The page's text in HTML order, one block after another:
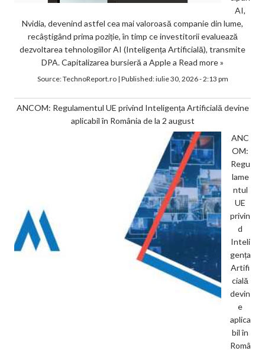
AI,
Nvidia, devenind astfel cea mai valoroasă companie din lume,
recâștigând prima poziție, în timp ce investitorii evaluează
dezvoltarea tehnologiilor AI (Inteligența Artificială), transmite
DPA. Capitalizarea bursieră a Apple a Read more »
Source:TechnoReport.ro| Published:iulie 30, 2026 - 2:13 pm
ANCOM: Regulamentul UE privind Inteligența Artificială devine
aplicabil în România de la 2 august
ANC
OM:
Regu
lame
ntul
UE
privin
d
Inteli
gența
Artifi
cială
devin
e
aplica
bil în
Româ